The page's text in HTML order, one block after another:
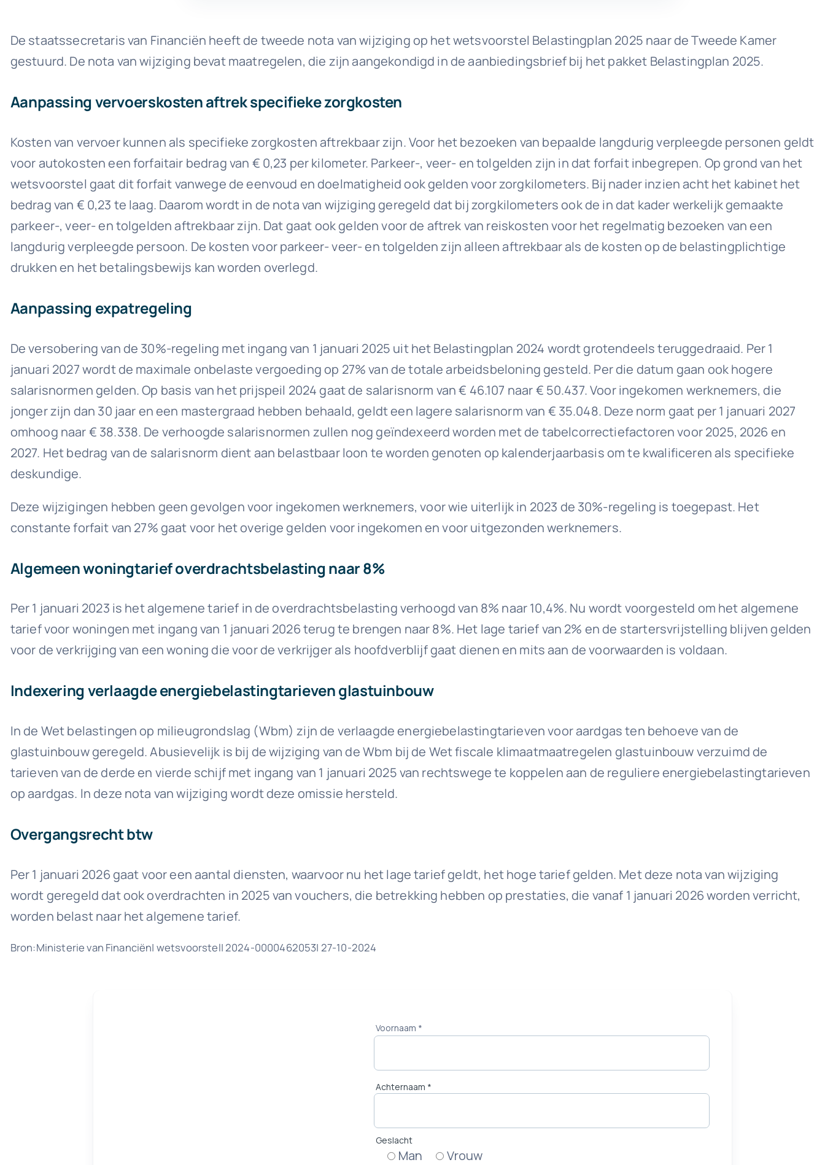
De staatssecretaris van Financiën heeft de tweede nota van wijziging op het wetsvoorstel Belastingplan 2025 naar de Tweede Kamer
gestuurd. De nota van wijziging bevat maatregelen, die zijn aangekondigd in de aanbiedingsbrief bij het pakket Belastingplan 2025.
Aanpassing vervoerskosten aftrek specifieke zorgkosten
Kosten van vervoer kunnen als specifieke zorgkosten aftrekbaar zijn. Voor het bezoeken van bepaalde langdurig verpleegde personen geldt
voor autokosten een forfaitair bedrag van € 0,23 per kilometer. Parkeer-, veer- en tolgelden zijn in dat forfait inbegrepen. Op grond van het
wetsvoorstel gaat dit forfait vanwege de eenvoud en doelmatigheid ook gelden voor zorgkilometers. Bij nader inzien acht het kabinet het
bedrag van € 0,23 te laag. Daarom wordt in de nota van wijziging geregeld dat bij zorgkilometers ook de in dat kader werkelijk gemaakte
parkeer-, veer- en tolgelden aftrekbaar zijn. Dat gaat ook gelden voor de aftrek van reiskosten voor het regelmatig bezoeken van een
langdurig verpleegde persoon. De kosten voor parkeer- veer- en tolgelden zijn alleen aftrekbaar als de kosten op de belastingplichtige
drukken en het betalingsbewijs kan worden overlegd.
Aanpassing expatregeling
De versobering van de 30%-regeling met ingang van 1 januari 2025 uit het Belastingplan 2024 wordt grotendeels teruggedraaid. Per 1
januari 2027 wordt de maximale onbelaste vergoeding op 27% van de totale arbeidsbeloning gesteld. Per die datum gaan ook hogere
salarisnormen gelden. Op basis van het prijspeil 2024 gaat de salarisnorm van € 46.107 naar € 50.437. Voor ingekomen werknemers, die
jonger zijn dan 30 jaar en een mastergraad hebben behaald, geldt een lagere salarisnorm van € 35.048. Deze norm gaat per 1 januari 2027
omhoog naar € 38.338. De verhoogde salarisnormen zullen nog geïndexeerd worden met de tabelcorrectiefactoren voor 2025, 2026 en
2027. Het bedrag van de salarisnorm dient aan belastbaar loon te worden genoten op kalenderjaarbasis om te kwalificeren als specifieke
deskundige.
Deze wijzigingen hebben geen gevolgen voor ingekomen werknemers, voor wie uiterlijk in 2023 de 30%-regeling is toegepast. Het
constante forfait van 27% gaat voor het overige gelden voor ingekomen en voor uitgezonden werknemers.
Algemeen woningtarief overdrachtsbelasting naar 8%
Per 1 januari 2023 is het algemene tarief in de overdrachtsbelasting verhoogd van 8% naar 10,4%. Nu wordt voorgesteld om het algemene
tarief voor woningen met ingang van 1 januari 2026 terug te brengen naar 8%. Het lage tarief van 2% en de startersvrijstelling blijven gelden
voor de verkrijging van een woning die voor de verkrijger als hoofdverblijf gaat dienen en mits aan de voorwaarden is voldaan.
Indexering verlaagde energiebelastingtarieven glastuinbouw
In de Wet belastingen op milieugrondslag (Wbm) zijn de verlaagde energiebelastingtarieven voor aardgas ten behoeve van de
glastuinbouw geregeld. Abusievelijk is bij de wijziging van de Wbm bij de Wet fiscale klimaatmaatregelen glastuinbouw verzuimd de
tarieven van de derde en vierde schijf met ingang van 1 januari 2025 van rechtswege te koppelen aan de reguliere energiebelastingtarieven
op aardgas. In deze nota van wijziging wordt deze omissie hersteld.
Overgangsrecht btw
Per 1 januari 2026 gaat voor een aantal diensten, waarvoor nu het lage tarief geldt, het hoge tarief gelden. Met deze nota van wijziging
wordt geregeld dat ook overdrachten in 2025 van vouchers, die betrekking hebben op prestaties, die vanaf 1 januari 2026 worden verricht,
worden belast naar het algemene tarief.
Bron:Ministerie van Financiën| wetsvoorstel| 2024-0000462053| 27-10-2024